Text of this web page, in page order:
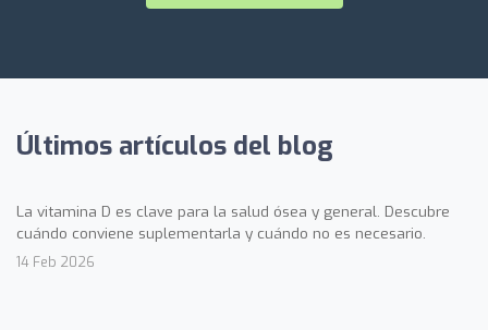
Últimos artículos del blog
La vitamina D es clave para la salud ósea y general. Descubre
cuándo conviene suplementarla y cuándo no es necesario.
14 Feb 2026